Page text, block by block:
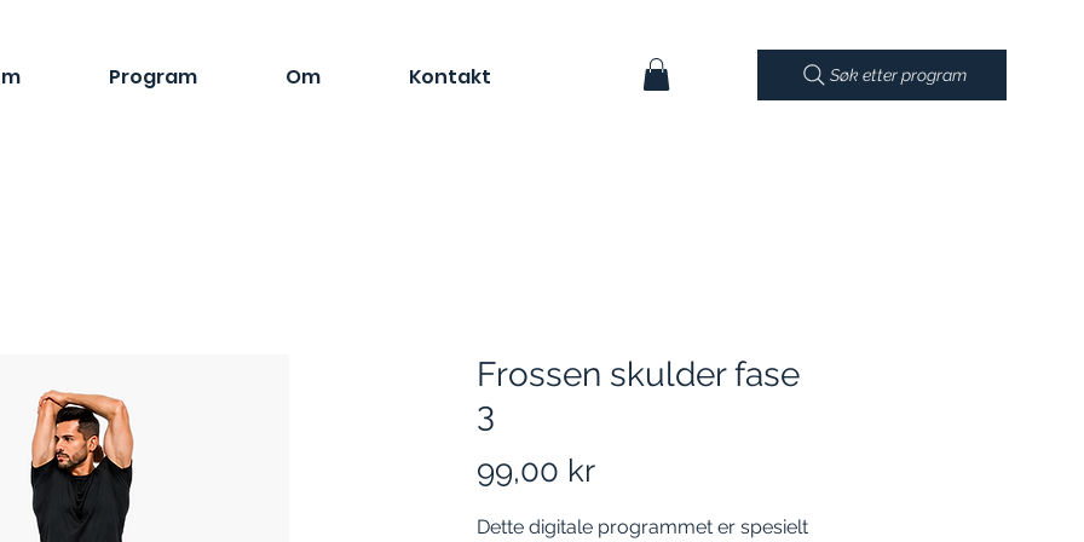
Program Om Kontakt Søk etter program
Frossen skulder fase
3
99,00 krPris
Dette digitale programmet er spesielt